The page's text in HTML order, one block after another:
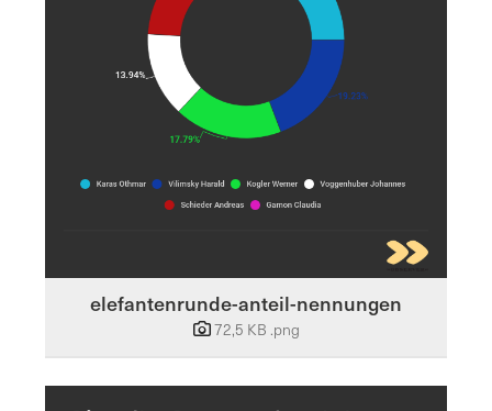
elefantenrunde-anteil-nennungen
72,5 KB .png